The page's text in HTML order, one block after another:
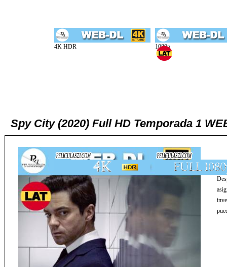
Spy City (2020) Full HD Temporada 1